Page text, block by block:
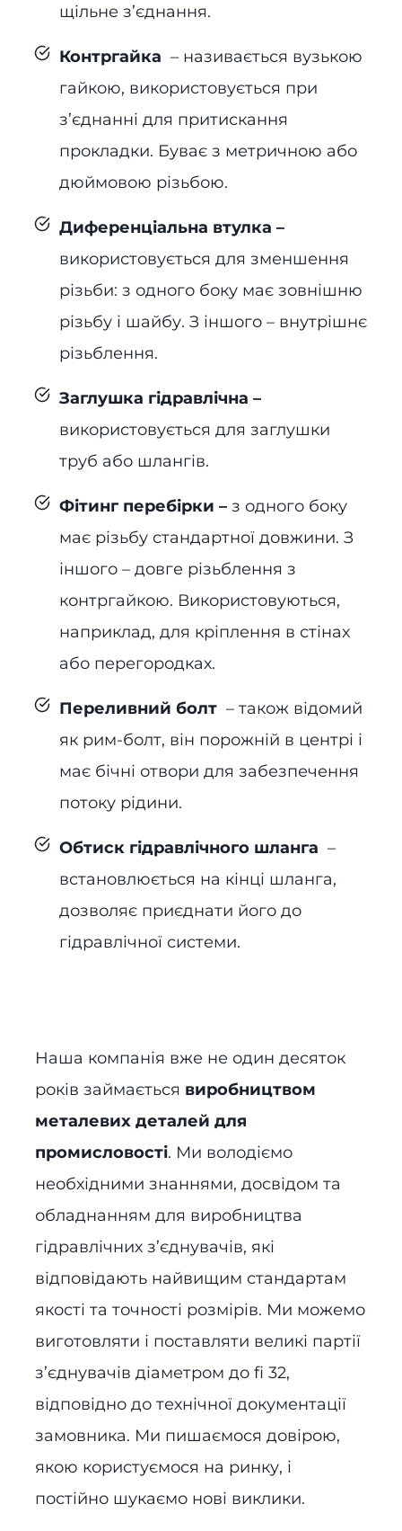
щільне з’єднання.
Контргайка – називається вузькою
гайкою, використовується при
з’єднанні для притискання
прокладки. Буває з метричною або
дюймовою різьбою.
Диференціальна втулка –
використовується для зменшення
різьби: з одного боку має зовнішню
різьбу і шайбу. З іншого – внутрішнє
різьблення.
Заглушка гідравлічна –
використовується для заглушки
труб або шлангів.
Фітинг перебірки – з одного боку
має різьбу стандартної довжини. З
іншого – довге різьблення з
контргайкою. Використовуються,
наприклад, для кріплення в стінах
або перегородках.
Переливний болт – також відомий
як рим-болт, він порожній в центрі і
має бічні отвори для забезпечення
потоку рідини.
Обтиск гідравлічного шланга –
встановлюється на кінці шланга,
дозволяє приєднати його до
гідравлічної системи.
Наша компанія вже не один десяток
років займається виробництвом
металевих деталей для
промисловості. Ми володіємо
необхідними знаннями, досвідом та
обладнанням для виробництва
гідравлічних з’єднувачів, які
відповідають найвищим стандартам
якості та точності розмірів. Ми можемо
виготовляти і поставляти великі партії
з’єднувачів діаметром до fi 32,
відповідно до технічної документації
замовника. Ми пишаємося довірою,
якою користуємося на ринку, і
постійно шукаємо нові виклики.